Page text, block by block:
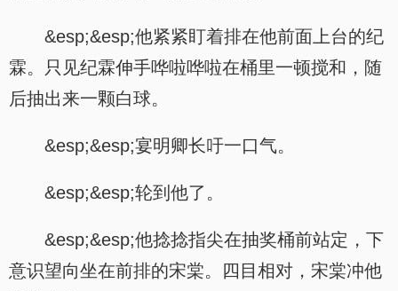
&esp;&esp;他紧紧盯着排在他前面上台的纪
霖。只见纪霖伸手哗啦哗啦在桶里一顿搅和，随
后抽出来一颗白球。
&esp;&esp;宴明卿长吁一口气。
&esp;&esp;轮到他了。
&esp;&esp;他捻捻指尖在抽奖桶前站定，下
意识望向坐在前排的宋棠。四目相对，宋棠冲他